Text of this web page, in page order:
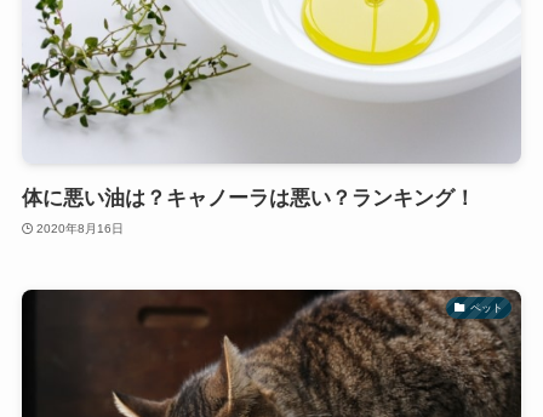
体に悪い油は？キャノーラは悪い？ランキング！
2020年8月16日
ペット